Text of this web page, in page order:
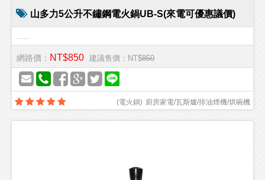
山多力5公升不鏽鋼電火鍋UB-S(來電可優惠議價)
網路價： NT$850 建議售價：NT$850
廚房家電/瓦斯爐/排油煙機/烘碗機
(電火鍋)